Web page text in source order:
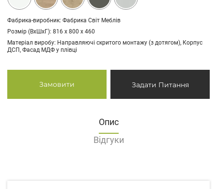
Фабрика-виробник: Фабрика Світ Меблів
Розмір (ВхШхГ): 816 х 800 х 460
Матеріал виробу: Направляючі скритого монтажу (з дотягом), Корпус
ДСП, Фасад МДФ у плівці
Замовити Задати Питання
Опис
Відгуки